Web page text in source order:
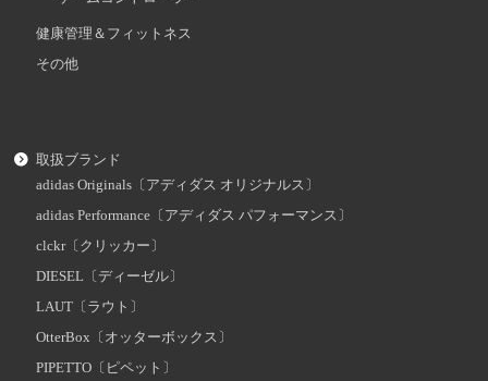
健康管理＆フィットネス
その他
取扱ブランド
adidas Originals〔アディダス オリジナルス〕
adidas Performance〔アディダス パフォーマンス〕
clckr〔クリッカー〕
DIESEL〔ディーゼル〕
LAUT〔ラウト〕
OtterBox〔オッターボックス〕
PIPETTO〔ピペット〕